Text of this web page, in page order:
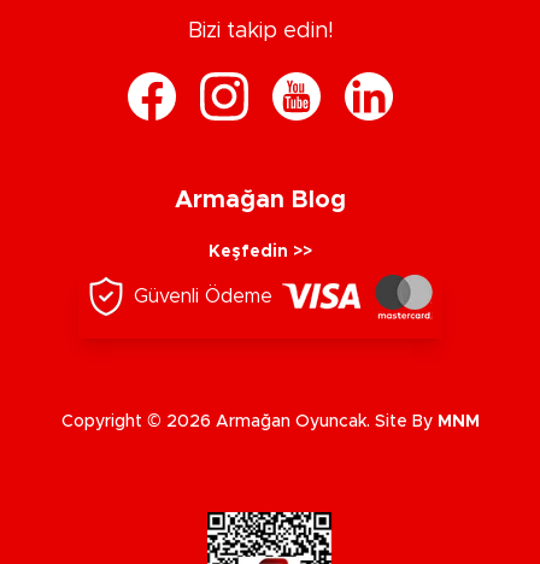
Bizi takip edin!
Armağan Blog
Keşfedin >>
Güvenli Ödeme
Copyright © 2026 Armağan Oyuncak. Site By MNM